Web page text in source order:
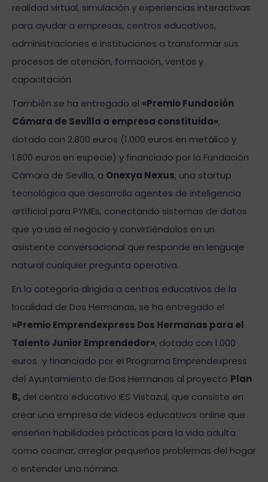
realidad virtual, simulación y experiencias interactivas
para ayudar a empresas, centros educativos,
administraciones e instituciones a transformar sus
procesos de atención, formación, ventas y
capacitación.
También se ha entregado el «Premio Fundación
Cámara de Sevilla a empresa constituida»,
dotado con 2.800 euros (1.000 euros en metálico y
1.800 euros en especie) y financiado por la Fundación
Cámara de Sevilla, a Onexya Nexus, una startup
tecnológica que desarrolla agentes de inteligencia
artificial para PYMEs, conectando sistemas de datos
que ya usa el negocio y convirtiéndolos en un
asistente conversacional que responde en lenguaje
natural cualquier pregunta operativa.
En la categoría dirigida a centros educativos de la
localidad de Dos Hermanas, se ha entregado el
«Premio Emprendexpress Dos Hermanas para el
Talento Junior Emprendedor», dotado con 1.000
euros y financiado por el Programa Emprendexpress
del Ayuntamiento de Dos Hermanas al proyecto Plan
B, del centro educativo IES Vistazul, que consiste en
crear una empresa de vídeos educativos online que
enseñen habilidades prácticas para la vida adulta
como cocinar, arreglar pequeños problemas del hogar
o entender una nómina.